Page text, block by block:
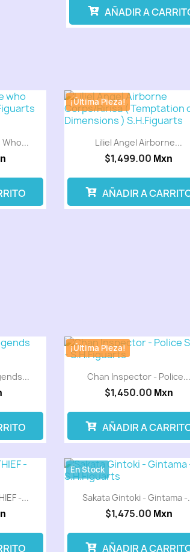
AÑADIR A
Who... Liliel Angel Airborne...
$1,499.00 Mxn
¡Última Pieza!
AÑADIR A
Chan Inspector - Police...
$1,450.00 Mxn
¡Última Pieza!
AÑADIR A
-... Sakata Gintoki - Gintama -
$1,475.00 Mxn
En Stock
AÑADIR A